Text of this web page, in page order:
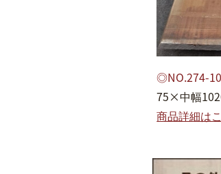
◎NO.274-10
75×中幅
商品詳細は